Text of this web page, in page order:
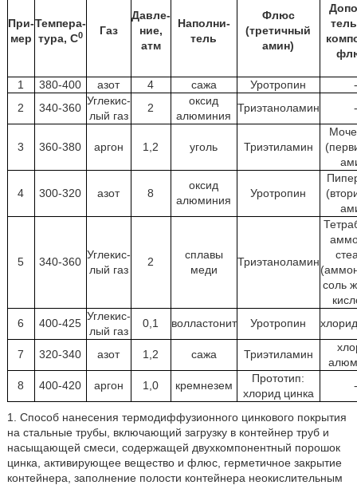
При-
мер
Темпера-
тура, С0 Газ
Давле-
ние,
атм
Наполни-
тель
Флюс
(третичный
амин)
1 380-400 азот 4 сажа Уротропин
-
2
340-360
Углекис-
лый газ
2
оксид
алюминия
Триэтаноламин -
3 360-380 аргон 1,2 уголь Триэтиламин
4 300-320 азот 8
оксид
алюминия
Уротропин
5 340-360
Углекис-
лый газ
2
сплавы
меди
Триэтаноламин
соль
6
400-425
Углекис-
лый газ
0,1 волластонит Уротропин
7 320-340 азот 1,2 сажа Триэтиламин
8
400-420 аргон 1,0 кремнезем
Прототип:
хлорид цинка
-
1. Способ нанесения термодиффузионного цинкового покрытия
на стальные трубы, включающий загрузку в контейнер труб и
насыщающей смеси, содержащей двухкомпонентный порошок
цинка, активирующее вещество и флюс, герметичное закрытие
контейнера, заполнение полости контейнера неокислительным